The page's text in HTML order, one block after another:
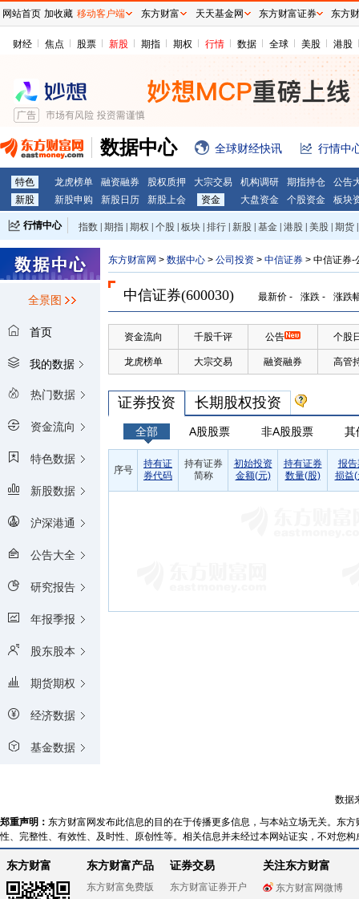
财经 焦点 股票 新股 期指 期权 行情 数据 全球 美股 港股
数据中心 全球财经快讯 行情中
特色 龙虎榜单 融资融券 股权质押 大宗交易 机构调研 期指持仓
公告
新股
新股申购 新股日历 新股上会 资金 大盘资金 个股资金 板块
行情中心 指数 期指 期权 个股 板块 排行 新股 基金 港股 美股 期货
外汇 | 黄金 | 自选股 | 自选基金
全景图
首页
我的数据
热门数据
资金流向
特色数据
新股数据
沪深港通
公告大全
研究报告
年报季报
股东股本
期货期权
经济数据
基金数据
东方财富网 > 数据中心 > 公司投资 > 中信证券 > 中信证券-
中信证券(600030) 最新价 - 涨跌 - 涨跌
资金流向 千股千评 公告 个股
龙虎榜单 大宗交易 融资融券 高管
证券投资 长期股权投资
全部 A股股票 非A股股票 其
序号
持有证
券代码
持有证券
简称
初始投资
金额(元)
持有证券
数量(股)
报告
损益(
数据
郑重声明： 东方财富网发布此信息的目的在于传播更多信息，与本站立场无关。东
性、完整性、有效性、及时性、原创性等。相关信息并未经过本网站证实，不对您
东方财富 东方财富产品
东方财富免费版
证券交易
东方财富证券开户
关注东方财富
东方财富网微博
网站首页 加收藏 移动客户端 东方财富 天天基金网 东方财富证券 东方